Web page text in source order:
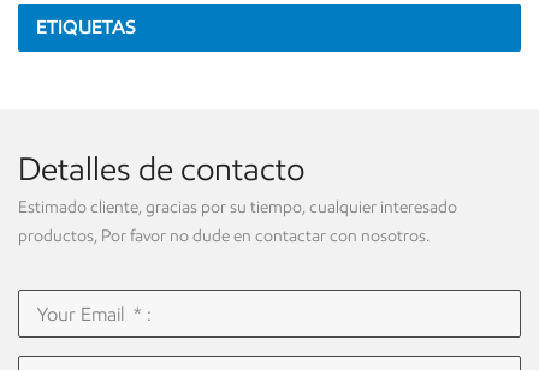
ETIQUETAS
Detalles de contacto
Estimado cliente, gracias por su tiempo, cualquier interesado
productos, Por favor no dude en contactar con nosotros.